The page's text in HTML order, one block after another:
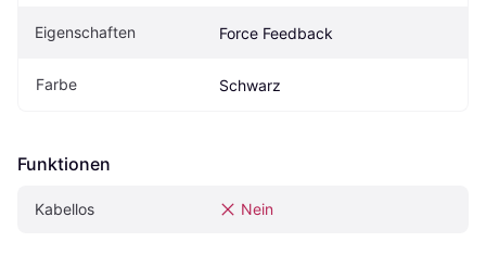
Eigen­schaften Force Feedback
Farbe Schwarz
Funktionen
Kabellos Nein